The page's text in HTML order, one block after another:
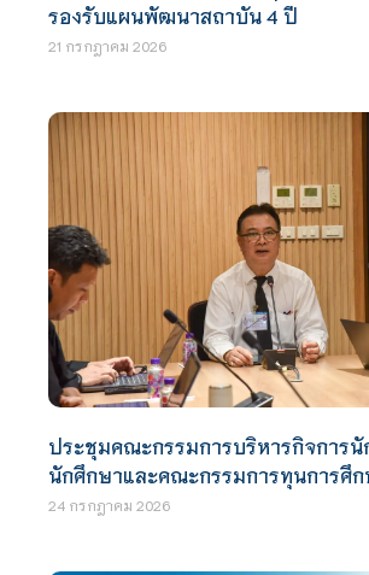
รองรับแผนพัฒนาสถาบัน 4 ปี
21 กรกฎาคม 2026
ประชุมคณะกรรมการบริหารกิจการนั
นักศึกษาและคณะกรรมการทุนการศึก
24 กรกฎาคม 2026